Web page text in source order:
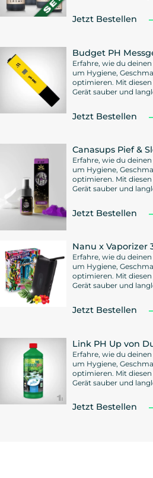
Jetzt Bestellen
Budget PH
Erfahre, wie du
um Hygiene,
optimieren. Mit
Gerät sauber und
Jetzt Bestellen
Canasups Pief &
Erfahre, wie du
um Hygiene,
optimieren. Mit
Gerät sauber und
Jetzt Bestellen
Nanu x Vaporizer
Erfahre, wie du
um Hygiene,
optimieren. Mit
Gerät sauber und
Jetzt Bestellen
Link PH Up von
Erfahre, wie du
um Hygiene,
optimieren. Mit
Gerät sauber und
Jetzt Bestellen